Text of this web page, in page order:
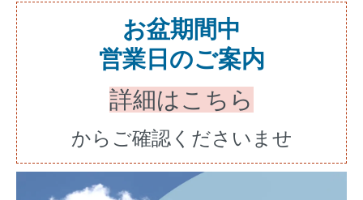
お盆期間中
営業日のご案内
詳細はこちら
からご確認くださいませ